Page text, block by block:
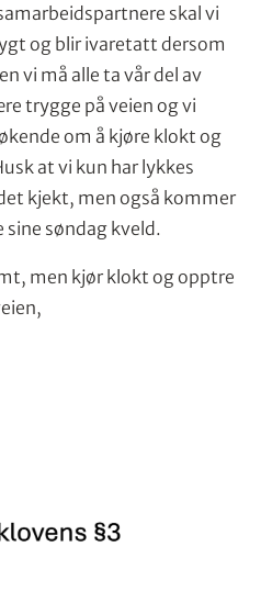
skal vi
og blir ivaretatt dersom
vi må alle ta vår del av
trygge på veien og vi
om å kjøre klokt og
at vi kun har lykkes
kjekt, men også kommer
søndag kveld.
men kjør klokt og opptre